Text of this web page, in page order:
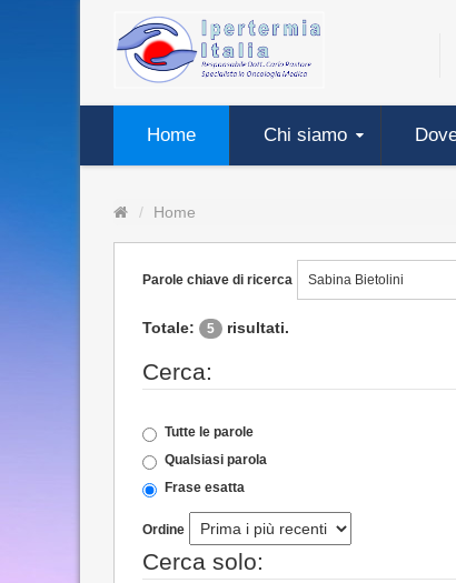
Home Chi siamo
Home
Parole chiave di ricerca
Totale: 5 risultati.
Cerca:
Tutte le parole
Qualsiasi parola
Frase esatta
Ordine
Cerca solo: